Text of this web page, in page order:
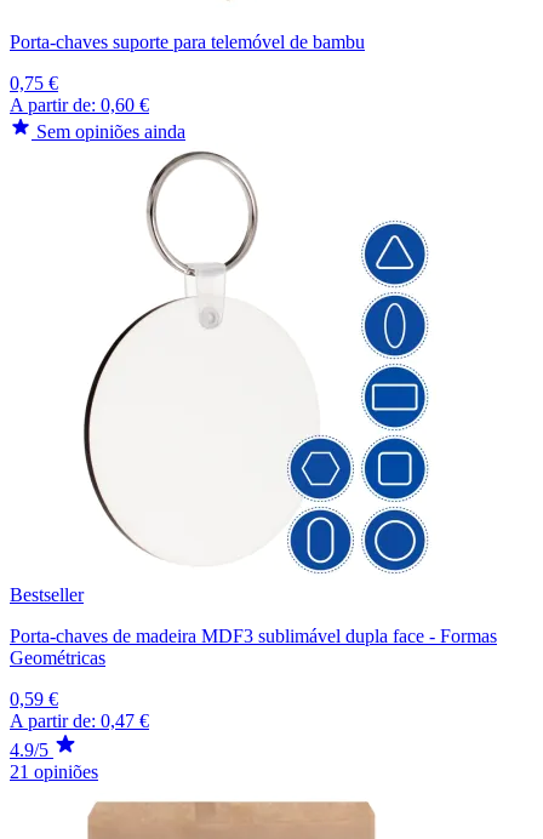
Porta-chaves suporte para telemóvel de bambu
0,75 €
A partir de: 0,60 €
Sem opiniões ainda
Bestseller
Porta-chaves de madeira MDF3 sublimável dupla face - Formas
Geométricas
0,59 €
A partir de: 0,47 €
4.9/5
21 opiniões